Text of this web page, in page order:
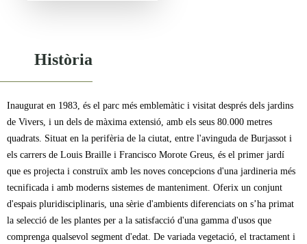
Història
Inaugurat en 1983, és el parc més emblemàtic i visitat després dels jardins
de Vivers, i un dels de màxima extensió, amb els seus 80.000 metres
quadrats. Situat en la perifèria de la ciutat, entre l'avinguda de Burjassot i
els carrers de Louis Braille i Francisco Morote Greus, és el primer jardí
que es projecta i construïx amb les noves concepcions d'una jardineria més
tecnificada i amb moderns sistemes de manteniment. Oferix un conjunt
d'espais pluridisciplinaris, una sèrie d'ambients diferenciats on s’ha primat
la selecció de les plantes per a la satisfacció d'una gamma d'usos que
comprenga qualsevol segment d'edat. De variada vegetació, el tractament i